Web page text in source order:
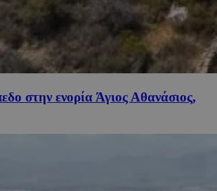
στην ενορία Άγιος Αθανάσιος,